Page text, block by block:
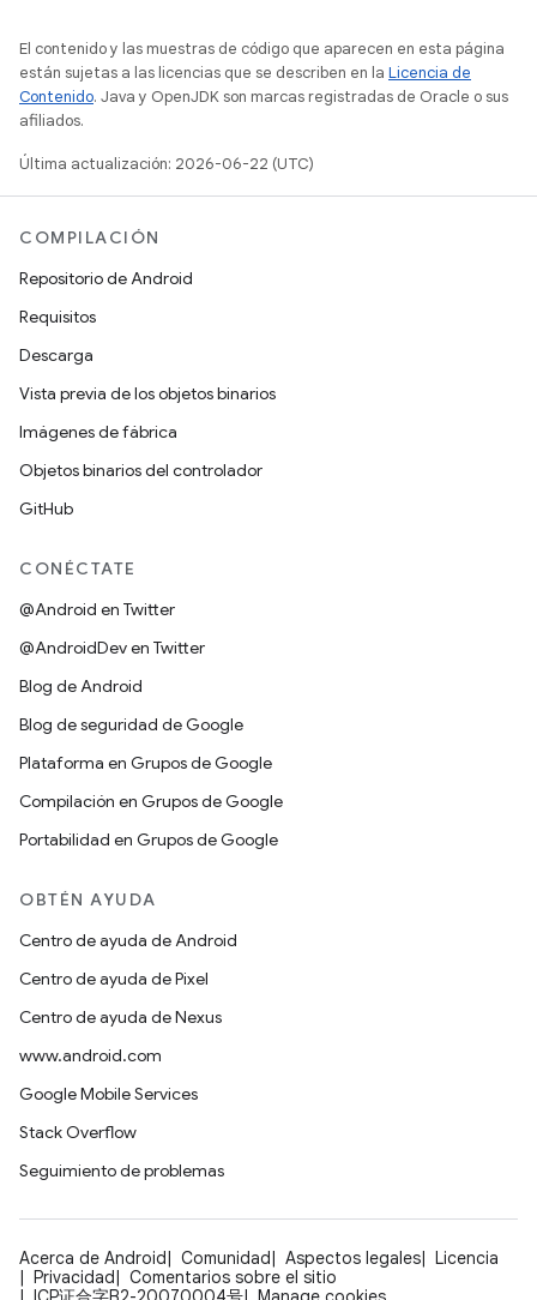
El contenido y las muestras de código que aparecen en esta página
están sujetas a las licencias que se describen en la Licencia de
Contenido. Java y OpenJDK son marcas registradas de Oracle o sus
afiliados.
Última actualización: 2026-06-22 (UTC)
COMPILACIÓN
Repositorio de Android
Requisitos
Descarga
Vista previa de los objetos binarios
Imágenes de fábrica
Objetos binarios del controlador
GitHub
CONÉCTATE
@Android en Twitter
@AndroidDev en Twitter
Blog de Android
Blog de seguridad de Google
Plataforma en Grupos de Google
Compilación en Grupos de Google
Portabilidad en Grupos de Google
OBTÉN AYUDA
Centro de ayuda de Android
Centro de ayuda de Pixel
Centro de ayuda de Nexus
www.android.com
Google Mobile Services
Stack Overflow
Seguimiento de problemas
Acerca de Android Comunidad Aspectos legales
Licencia
Privacidad
Comentarios sobre el sitio